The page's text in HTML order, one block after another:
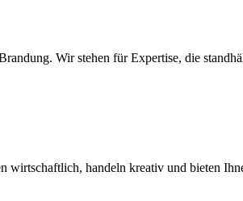
Wir stehen für Expertise, die
handeln kreativ und bieten